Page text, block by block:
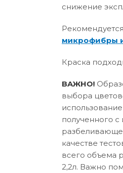
снижение
микрофибры
Краска
ВАЖНО!
выбора
полученного
качестве
всего объема
2,2л. Важно